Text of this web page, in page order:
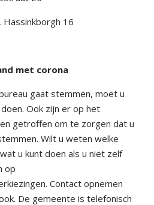
Hassinkborgh 16
met corona
gaat stemmen, moet u
Ook zijn er op het
getroffen om te zorgen dat u
Wilt u weten welke
u kunt doen als u niet zelf
op
Contact opnemen
De gemeente is telefonisch